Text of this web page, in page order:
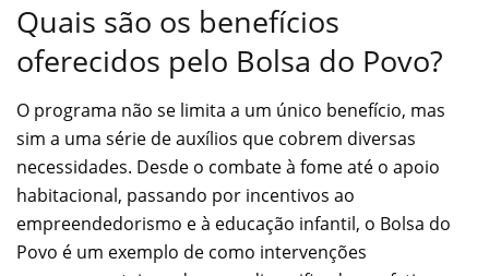
Quais são os benefícios
oferecidos pelo Bolsa do Povo?
O programa não se limita a um único benefício, mas
sim a uma série de auxílios que cobrem diversas
necessidades. Desde o combate à fome até o apoio
habitacional, passando por incentivos ao
empreendedorismo e à educação infantil, o Bolsa do
Povo é um exemplo de como intervenções